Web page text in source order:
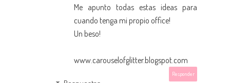
Me apunto todas estas ideas para
cuando tenga mi propio office!
Un beso!
www.carouselofglitter.blogspot.com
Responder